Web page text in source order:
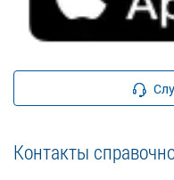
Контакты